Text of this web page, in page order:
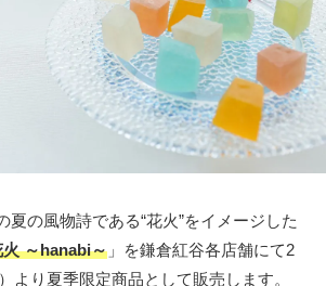
夏の風物詩である“花火”をイメージした
火 ～hanabi～ 」を鎌倉紅谷各店舗にて2
より夏季限定商品として販売します。